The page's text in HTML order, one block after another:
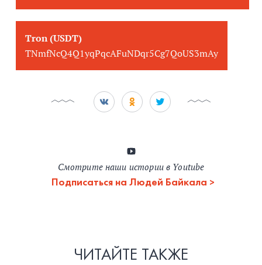
Tron (USDT)
TNmfNcQ4Q1yqPqcAFuNDqr5Cg7QoUS3mAy
Смотрите наши истории в Youtube
Подписаться на Людей Байкала
ЧИТАЙТЕ ТАКЖЕ